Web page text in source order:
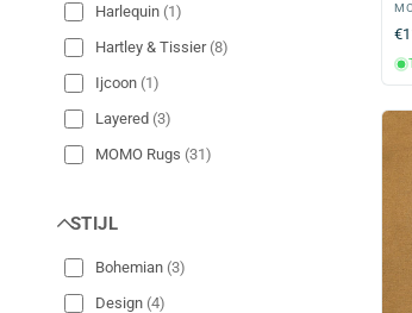
Harlequin (1)
Hartley & Tissier (8)
Ijcoon (1)
Layered (3)
MOMO Rugs (31)
MOMO Rugs Studio
MOMO Runners
Monasch (
STIJL
Bohemian (3)
Design (4)